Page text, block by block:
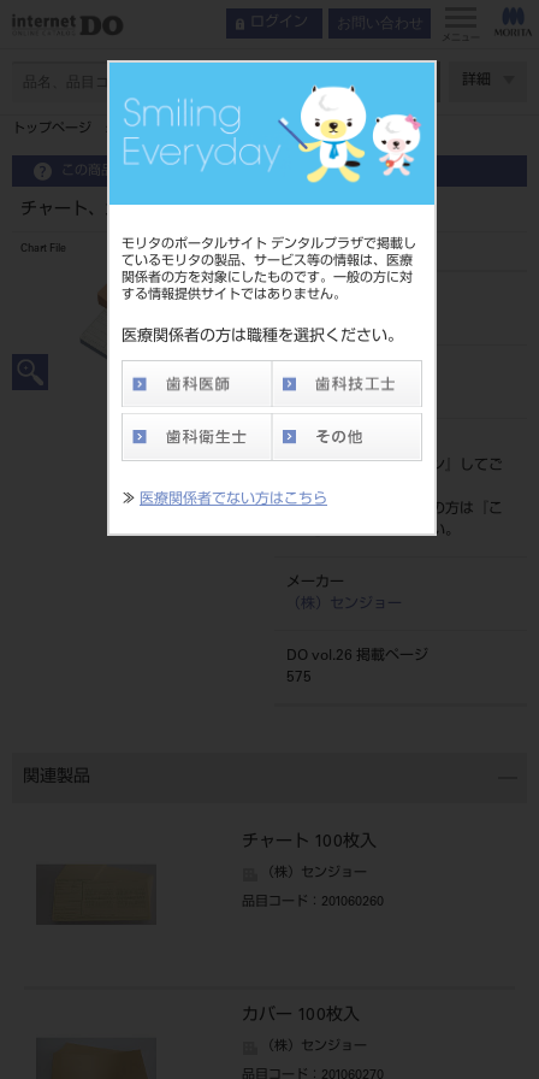
モリタのポータルサイト デンタルプラザで掲載し
ているモリタの製品、サービス等の情報は、医療
関係者の方を対象にしたものです。一般の方に対
する情報提供サイトではありません。
医療関係者の方は職種を選択ください。
≫ 医療関係者でない方はこちら
ログイン お問い合わせ
メニュー
詳細
トップページ チャート、カバー付セット 1組
この商品に関するお問い合わせ
チャート、カバー付セット 1組
Chart File
品目コード
4528373140018
標準価格
価格の確認は『ログイン
』してご
ネット会員登録がまだの方は『
こ
ちら』より登録ください。
メーカー
（株）センジョー
DO vol.26 掲載ページ
575
関連製品
チャート 100枚入
（株）センジョー
品目コード ：201060260
カバー 100枚入
（株）センジョー
品目コード ：201060270